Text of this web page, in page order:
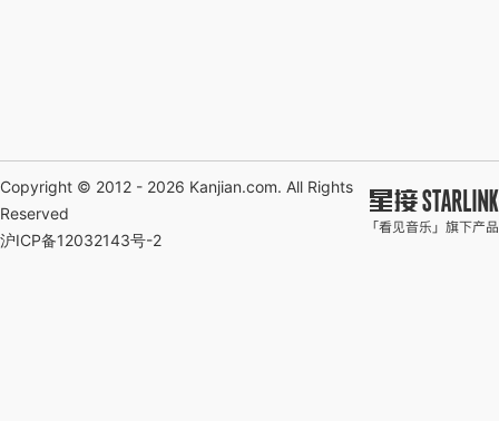
Copyright © 2012 - 2026 Kanjian.com. All Rights
Reserved
沪ICP备12032143号-2